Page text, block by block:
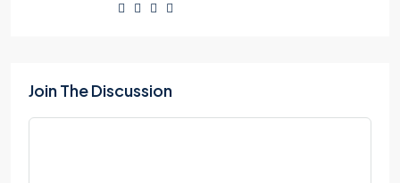
Join The Discussion